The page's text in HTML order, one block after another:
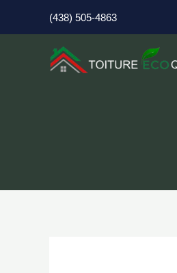
au
(438) 505-4863